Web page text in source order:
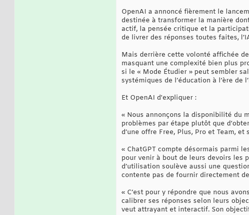
OpenAI a annoncé fièrement le
destinée à transformer la manière
actif, la pensée critique et la
de livrer des réponses toutes faites,
Mais derrière cette volonté affichée
masquant une complexité bien plus
si le « Mode Étudier » peut sembler
systémiques de l’éducation à l’ère de
Et OpenAI d'expliquer :
« Nous annonçons la disponibilité du
problèmes par étape plutôt que
d’une offre Free, Plus, Pro et Team,
« ChatGPT compte désormais parmi
pour venir à bout de leurs devoirs les
d’utilisation soulève aussi une
contente pas de fournir directement
« C’est pour y répondre que nous
calibrer ses réponses selon leurs
veut attrayant et interactif. Son